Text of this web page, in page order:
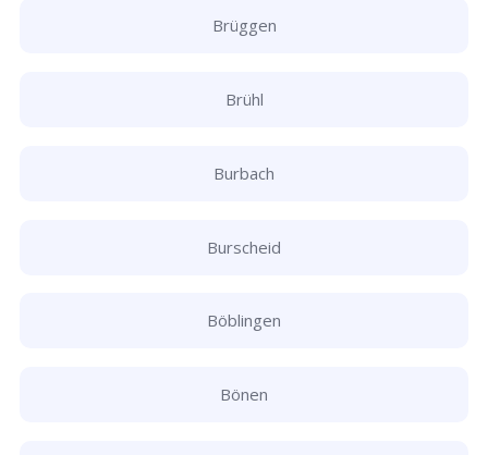
Brüggen
Brühl
Burbach
Burscheid
Böblingen
Bönen